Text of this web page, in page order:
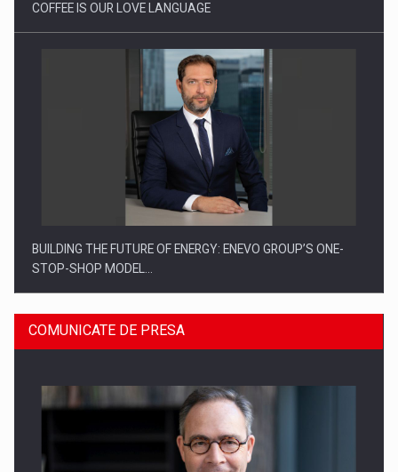
COFFEE IS OUR LOVE LANGUAGE
BUILDING THE FUTURE OF ENERGY: ENEVO GROUP’S ONE-
STOP-SHOP MODEL…
COMUNICATE DE PRESA